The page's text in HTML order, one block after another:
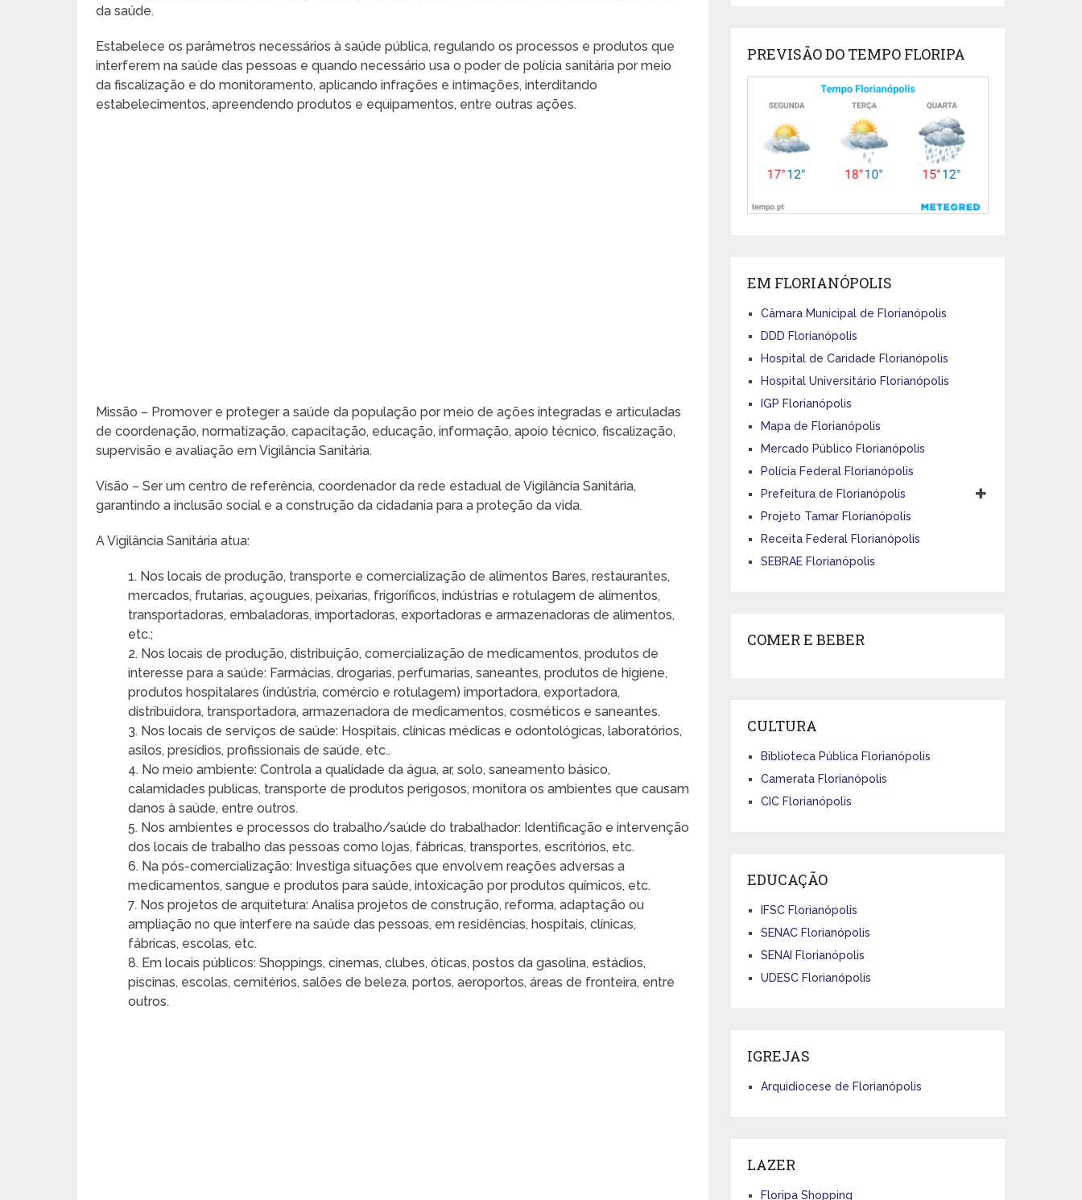
da saúde.
Estabelece os parâmetros necessários à saúde pública, regulando os processos e produtos que
interferem na saúde das pessoas e quando necessário usa o poder de polícia sanitária por meio
da fiscalização e do monitoramento, aplicando infrações e intimações, interditando
estabelecimentos, apreendendo produtos e equipamentos, entre outras ações.
Missão – Promover e proteger a saúde da população por meio de ações integradas e articuladas
de coordenação, normatização, capacitação, educação, informação, apoio técnico, fiscalização,
supervisão e avaliação em Vigilância Sanitária.
Visão – Ser um centro de referência, coordenador da rede estadual de Vigilância Sanitária,
garantindo a inclusão social e a construção da cidadania para a proteção da vida.
A Vigilância Sanitária atua:
1. Nos locais de produção, transporte e comercialização de alimentos Bares, restaurantes,
mercados, frutarias, açougues, peixarias, frigoríficos, indústrias e rotulagem de alimentos,
transportadoras, embaladoras, importadoras, exportadoras e armazenadoras de alimentos,
etc.;
2. Nos locais de produção, distribuição, comercialização de medicamentos, produtos de
interesse para a saúde: Farmácias, drogarias, perfumarias, saneantes, produtos de higiene,
produtos hospitalares (indústria, comércio e rotulagem) importadora, exportadora,
distribuidora, transportadora, armazenadora de medicamentos, cosméticos e saneantes.
3. Nos locais de serviços de saúde: Hospitais, clínicas médicas e odontológicas, laboratórios,
asilos, presídios, profissionais de saúde, etc..
4. No meio ambiente: Controla a qualidade da água, ar, solo, saneamento básico,
calamidades publicas, transporte de produtos perigosos, monitora os ambientes que causam
danos à saúde, entre outros.
5. Nos ambientes e processos do trabalho/saúde do trabalhador: Identificação e intervenção
dos locais de trabalho das pessoas como lojas, fábricas, transportes, escritórios, etc.
6. Na pós-comercialização: Investiga situações que envolvem reações adversas a
medicamentos, sangue e produtos para saúde, intoxicação por produtos químicos, etc.
7. Nos projetos de arquitetura: Analisa projetos de construção, reforma, adaptação ou
ampliação no que interfere na saúde das pessoas, em residências, hospitais, clínicas,
fábricas, escolas, etc.
8. Em locais públicos: Shoppings, cinemas, clubes, óticas, postos da gasolina, estádios,
piscinas, escolas, cemitérios, salões de beleza, portos, aeroportos, áreas de fronteira, entre
outros.
PREVISÃO DO TEMPO FLORIPA
EM FLORIANÓPOLIS
Câmara Municipal de Florianópolis
DDD Florianópolis
Hospital de Caridade Florianópolis
Hospital Universitário Florianópolis
IGP Florianópolis
Mapa de Florianópolis
Mercado Público Florianópolis
Polícia Federal Florianópolis
Prefeitura de Florianópolis
Projeto Tamar Florianópolis
Receita Federal Florianópolis
SEBRAE Florianópolis
COMER E BEBER
CULTURA
Biblioteca Pública Florianópolis
Camerata Florianópolis
CIC Florianópolis
EDUCAÇÃO
IFSC Florianópolis
SENAC Florianópolis
SENAI Florianópolis
UDESC Florianópolis
IGREJAS
Arquidiocese de Florianópolis
LAZER
Floripa Shopping